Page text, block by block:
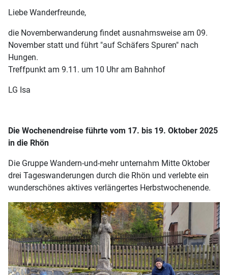
Liebe Wanderfreunde,
die Novemberwanderung findet ausnahmsweise am 09.
November statt und führt "auf Schäfers Spuren" nach
Hungen.
Treffpunkt am 9.11. um 10 Uhr am Bahnhof
LG Isa
Die Wochenendreise führte vom 17. bis 19. Oktober 2025
in die Rhön
Die Gruppe Wandern-und-mehr unternahm Mitte Oktober
drei Tageswanderungen durch die Rhön und verlebte ein
wunderschönes aktives verlängertes Herbstwochenende.